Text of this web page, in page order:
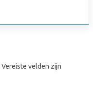
Vereiste velden zijn